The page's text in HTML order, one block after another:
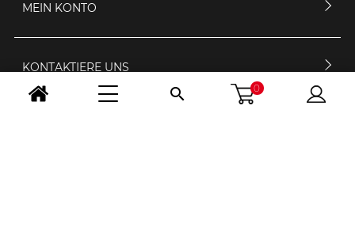
MEIN KONTO
KONTAKTIERE UNS
 0